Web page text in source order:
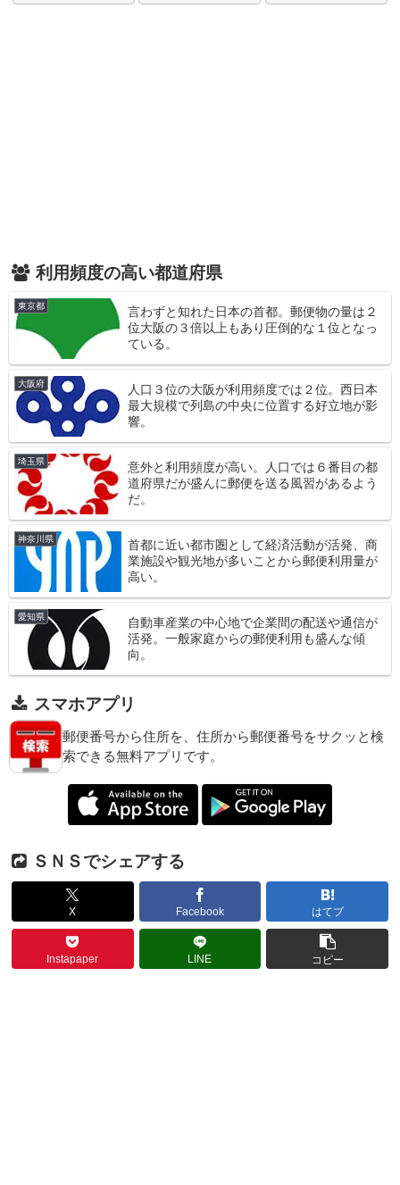
利用頻度の高い都道府県
東京都
言わずと知れた日本の首都。郵便物の量は２
位大阪の３倍以上もあり圧倒的な１位となっ
ている。
大阪府
人口３位の大阪が利用頻度では２位。西日本
最大規模で列島の中央に位置する好立地が影
響。
埼玉県
意外と利用頻度が高い。人口では６番目の都
道府県だが盛んに郵便を送る風習があるよう
だ。
神奈川県
首都に近い都市圏として経済活動が活発、商
業施設や観光地が多いことから郵便利用量が
高い。
愛知県
自動車産業の中心地で企業間の配送や通信が
活発。一般家庭からの郵便利用も盛んな傾
向。
スマホアプリ
郵便番号から住所を、住所から郵便番号をサクッと検
索できる無料アプリです。
ＳＮＳでシェアする
X Facebook はてブ
Instapaper LINE コピー